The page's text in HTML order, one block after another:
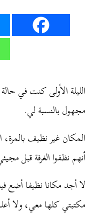
الليلة الأولى كنت في
مجهول بالنسبة لي.
المكان غير نظيف
أنهم نظفوا الغرفة قبل
لا أجد مكانا نظيفا
مكتبتي كلها معي، ولا